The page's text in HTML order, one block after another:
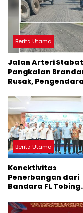
Berita Utama
Jalan Arteri
Pangkalan
Rusak, Pengendara
Berita Utama
Konektivitas
Penerbangan dari
Bandara FL Tobing
Jadi Perhatian